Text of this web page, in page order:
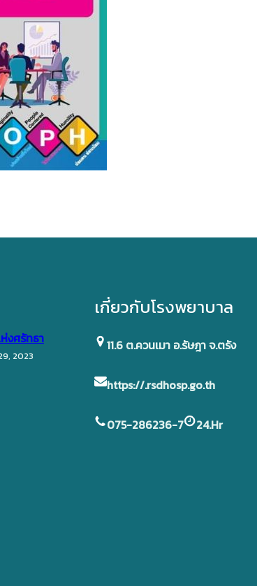
งศรัทธา
2023
เกี่ยวกับโรงพยาบาล
11.6 ต.ควนเมา อ.รัษฎา จ.ตรัง
https://.rsdhosp.go.th
075-286236-7 24.Hr